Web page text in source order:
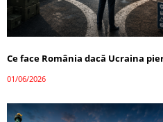
Ce face România dacă Ucraina
01/06/2026